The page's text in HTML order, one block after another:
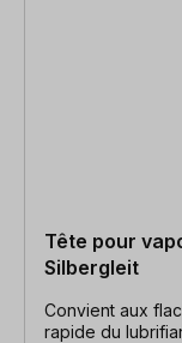
Tête pour
Silbergleit
Convient aux
rapide du